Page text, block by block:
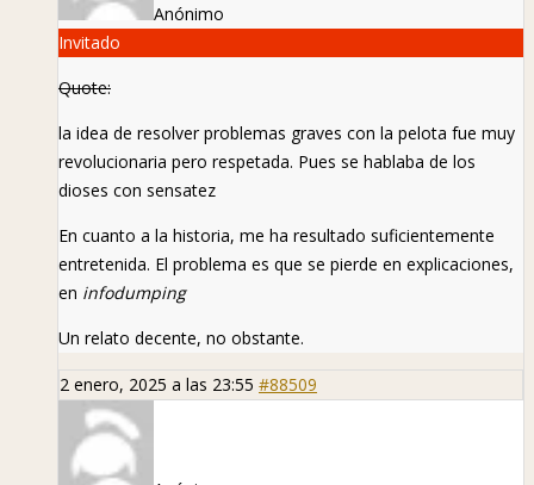
Anónimo
Invitado
Quote:
la idea de resolver problemas graves con la pelota fue muy
revolucionaria pero respetada. Pues se hablaba de los
dioses con sensatez
En cuanto a la historia, me ha resultado suficientemente
entretenida. El problema es que se pierde en explicaciones,
en infodumping
Un relato decente, no obstante.
2 enero, 2025 a las 23:55 #88509